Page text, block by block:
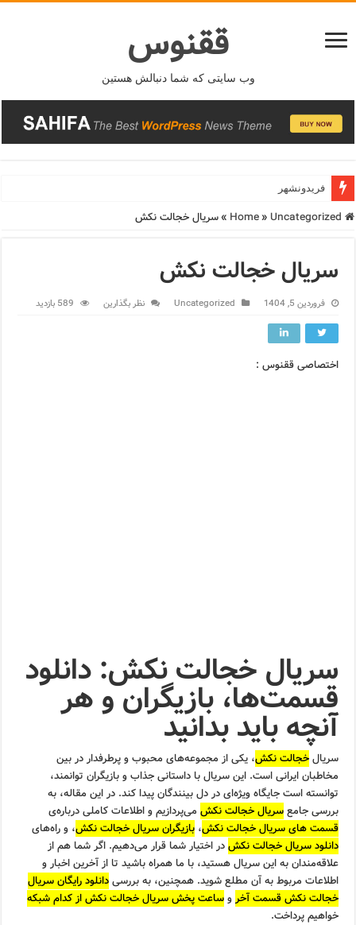
ققنوس
وب سایتی که شما دنبالش هستین
فریدونشهر
» Uncategorized
»سریال خجالت نکش
سریال خجالت نکش
فروردین 5, 1404 Uncategorized نظر بگذارین 589 بازدید
اختصاصی ققنوس :
سریال خجالت نکش: دانلود
قسمت‌ها، بازیگران و هر
آنچه باید بدانید
سریالخجالت نکش، یکی از مجموعه‌های محبوب و پرطرفدار در بین
مخاطبان ایرانی است. این سریال با داستانی جذاب و بازیگران توانمند،
توانسته است جایگاه ویژه‌ای در دل بینندگان پیدا کند. در این مقاله، به
بررسی جامعسریال خجالت نکش می‌پردازیم و اطلاعات کاملی درباره‌ی
قسمت های سریال خجالت نکش،بازیگران سریال خجالت نکش، و راه‌های
دانلود سریال خجالت نکشدر اختیار شما قرار می‌دهیم. اگر شما هم از
علاقه‌مندان به این سریال هستید، با ما همراه باشید تا از آخرین اخبار و
اطلاعات مربوط به آن مطلع شوید. همچنین، به بررسیدانلود رایگان سریال
خجالت نکش قسمت آخروساعت پخش سریال خجالت نکش از کدام شبکه
خواهیم پرداخت.